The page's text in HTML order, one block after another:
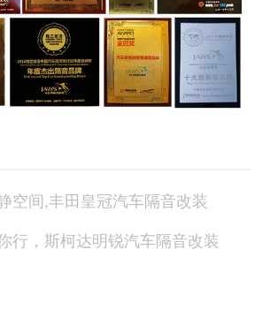
空间,丰田皇冠汽车隔音改装
行，斯柯达明锐汽车隔音改装